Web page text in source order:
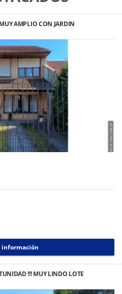
AMPLIO CON JARDIN
información
!!! MUY LINDO LOTE